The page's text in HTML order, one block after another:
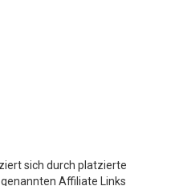
sich durch platzierte
Affiliate Links